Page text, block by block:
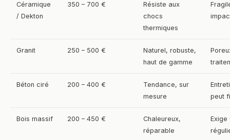
Céramique
/ Dekton
350 – 700 €
Résiste aux
chocs
thermiques
Granit 250 – 500 €
Naturel, robuste,
haut de gamme
Béton ciré 200 – 400 €
Tendance, sur
mesure
peut
Bois massif 200 – 450 €
Chaleureux,
réparable
Exige